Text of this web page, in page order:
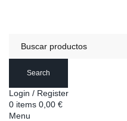
Search
Login / Register
0 items 0,00 €
Menu